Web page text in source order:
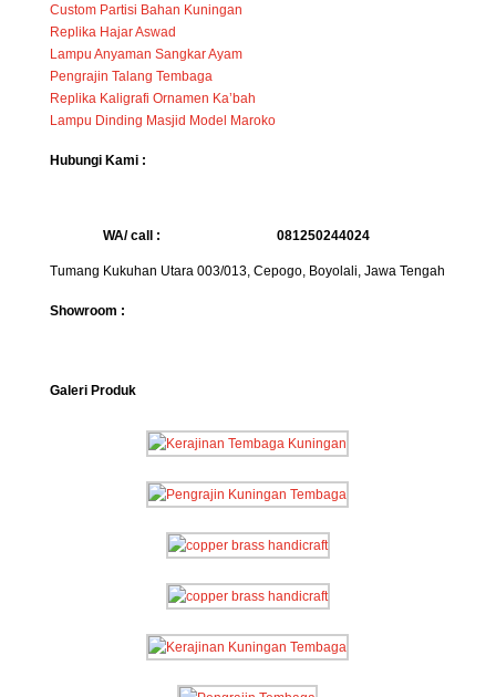
Custom Partisi Bahan Kuningan
Replika Hajar Aswad
Lampu Anyaman Sangkar Ayam
Pengrajin Talang Tembaga
Replika Kaligrafi Ornamen Ka’bah
Lampu Dinding Masjid Model Maroko
Hubungi Kami :
WA/ call : 081250244024
Tumang Kukuhan Utara 003/013, Cepogo, Boyolali, Jawa Tengah
Showroom :
Galeri Produk